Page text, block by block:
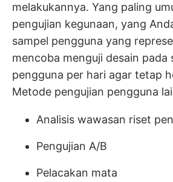
melakukannya. Yang paling
pengujian kegunaan, yang
sampel pengguna yang
mencoba menguji desain pada
pengguna per hari agar tetap
Metode pengujian pengguna
Analisis wawasan riset
Pengujian A/B
Pelacakan mata